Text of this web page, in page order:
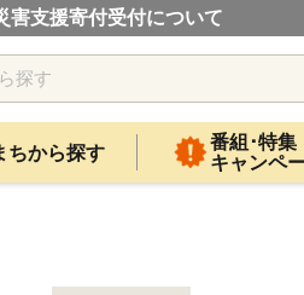
害支援寄付受付について
ちから探す
番組･特集
キャンペ